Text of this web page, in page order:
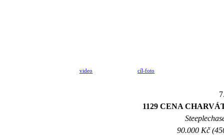
video cíl-foto
1129 CENA
90.000 Kč